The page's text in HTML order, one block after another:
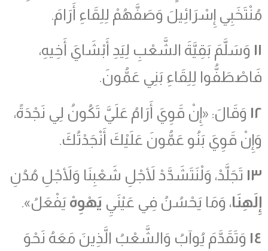
مُنْتَخَبِي إِسْرَائِيلَ وَصَفَّهُمْ لِلِقَاءِ أَرَامَ.
١١ وَسَلَّمَ بَقِيَّةَ الشَّعْبِ لِيَدِ أَبْشَايَ أَخِيهِ،
فَاصْطَفُّوا لِلِقَاءِ بَنِي عَمُّونَ.
١٢ وَقَالَ: «إِنْ قَوِيَ أَرَامُ عَلَيَّ تَكُونُ لِي نَجْدَةً،
وَإِنْ قَوِيَ بَنُو عَمُّونَ عَلَيْكَ أَنْجَدْتُكَ.
١٣ تَجَلَّدْ، وَلْنَتَشَدَّدْ لأَجْلِ شَعْبِنَا وَلأَجْلِ مُدُنِ
إِلَهِنَا، وَمَا يَحْسُنُ فِي عَيْنَيِ يَهْوِهْ يَفْعَلُ».
١٤ وَتَقَدَّمَ يُوآبُ وَالشَّعْبُ الَّذِينَ مَعَهُ نَحْوَ